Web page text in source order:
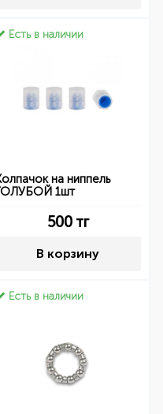
Есть в наличии
на ниппель
1шт
500тг
В корзину
Есть в наличии